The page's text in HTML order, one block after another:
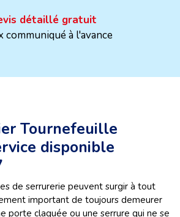
détaillé gratuit
communiqué à l'avance
Tournefeuille
disponible
de serrurerie peuvent surgir à tout
important de toujours demeurer
porte claquée ou une serrure qui ne se